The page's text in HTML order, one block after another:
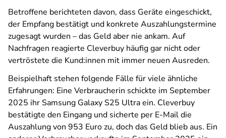
Betroffene berichteten davon, dass Geräte eingeschickt,
der Empfang bestätigt und konkrete Auszahlungstermine
zugesagt wurden – das Geld aber nie ankam. Auf
Nachfragen reagierte Cleverbuy häufig gar nicht oder
vertröstete die Kund:innen mit immer neuen Ausreden.
Beispielhaft stehen folgende Fälle für viele ähnliche
Erfahrungen: Eine Verbraucherin schickte im September
2025 ihr Samsung Galaxy S25 Ultra ein. Cleverbuy
bestätigte den Eingang und sicherte per E-Mail die
Auszahlung von 953 Euro zu, doch das Geld blieb aus. Ein